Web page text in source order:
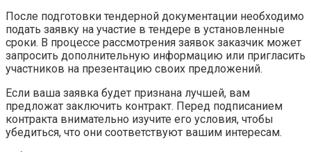
После подготовки тендерной документации необходимо
подать заявку на участие в тендере в установленные
сроки. В процессе рассмотрения заявок заказчик может
запросить дополнительную информацию или пригласить
участников на презентацию своих предложений.
Если ваша заявка будет признана лучшей, вам
предложат заключить контракт. Перед подписанием
контракта внимательно изучите его условия, чтобы
убедиться, что они соответствуют вашим интересам.